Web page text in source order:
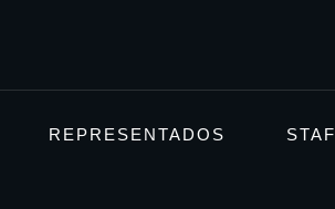
REPRESENTADOS